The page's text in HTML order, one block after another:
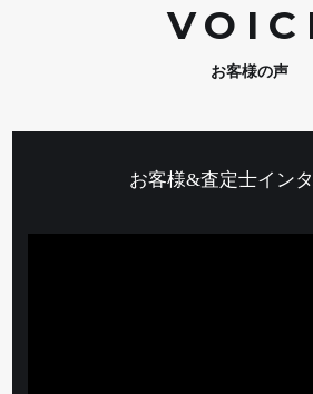
VOIC
お客様の声
お客様&査定士イン